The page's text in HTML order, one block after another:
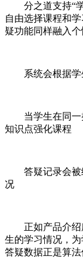
分之道支持“
自由选择课程和
疑功能同样融入个
系统会根据
当学生在同
知识点强化课程
答疑记录会
况
正如产品介
生的学习情况，
答疑数据正是算法